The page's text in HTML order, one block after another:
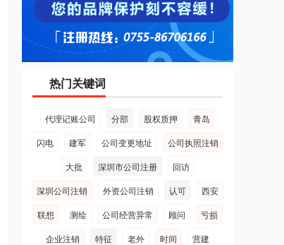
热门关键词
代理记账公司 分部 股权质押
青岛
闪电
建军 公司变更地址
公司执照注销
大批
深圳市公司注册
回访
深圳公司注销
外资公司注销 认可
西安
联想
测绘 公司经营异常 顾问
亏损
企业注销
特征 老外 时间
营建